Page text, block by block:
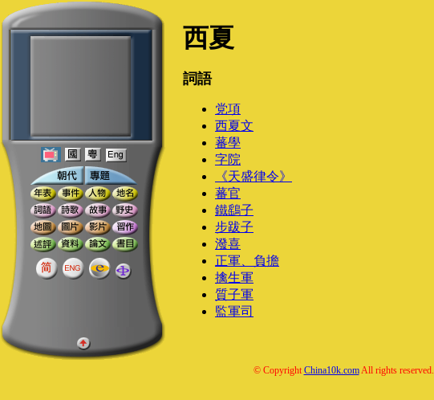
西夏
詞語
党項
西夏文
蕃學
字院
《天盛律令》
蕃官
鐵鷂子
步跋子
潑喜
正軍、負擔
擒生軍
質子軍
監軍司
© CopyrightChina10k.comAll rights reserved.